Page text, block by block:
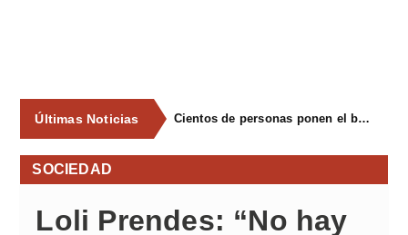
Últimas Noticias Jorge Vargas y Leo Boya se coronan como mejores escanciadores en El Carbayu
SOCIEDAD
Loli Prendes: “No hay